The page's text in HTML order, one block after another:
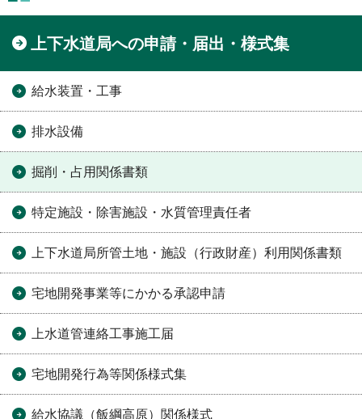
上下水道局への申請・届出・様式集
給水装置・工事
排水設備
掘削・占用関係書類
特定施設・除害施設・水質管理責任者
上下水道局所管土地・施設（行政財産）利用関係書類
宅地開発事業等にかかる承認申請
上水道管連絡工事施工届
宅地開発行為等関係様式集
給水協議（飯綱高原）関係様式